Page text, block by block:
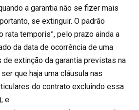
a garantia não se fizer mais
se extinguir. O padrão
rata temporis”, pelo prazo ainda a
da data de ocorrência de uma
extinção da garantia previstas na
que haja uma cláusula nas
do contrato excluindo essa
e